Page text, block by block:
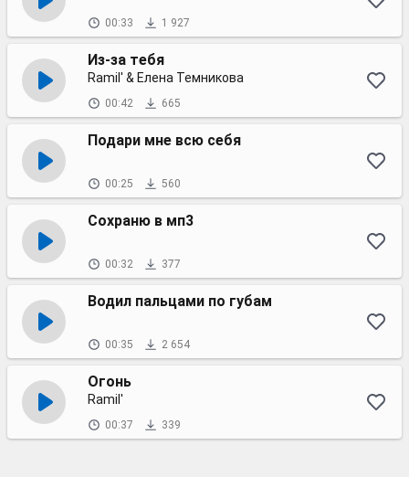
00:33 1 927
Из-за тебя
Ramil' & Елена Темникова
00:42 665
Подари мне всю себя
00:25 560
Сохраню в мп3
00:32 377
Водил пальцами по губам
00:35 2 654
Огонь
Ramil'
00:37 339